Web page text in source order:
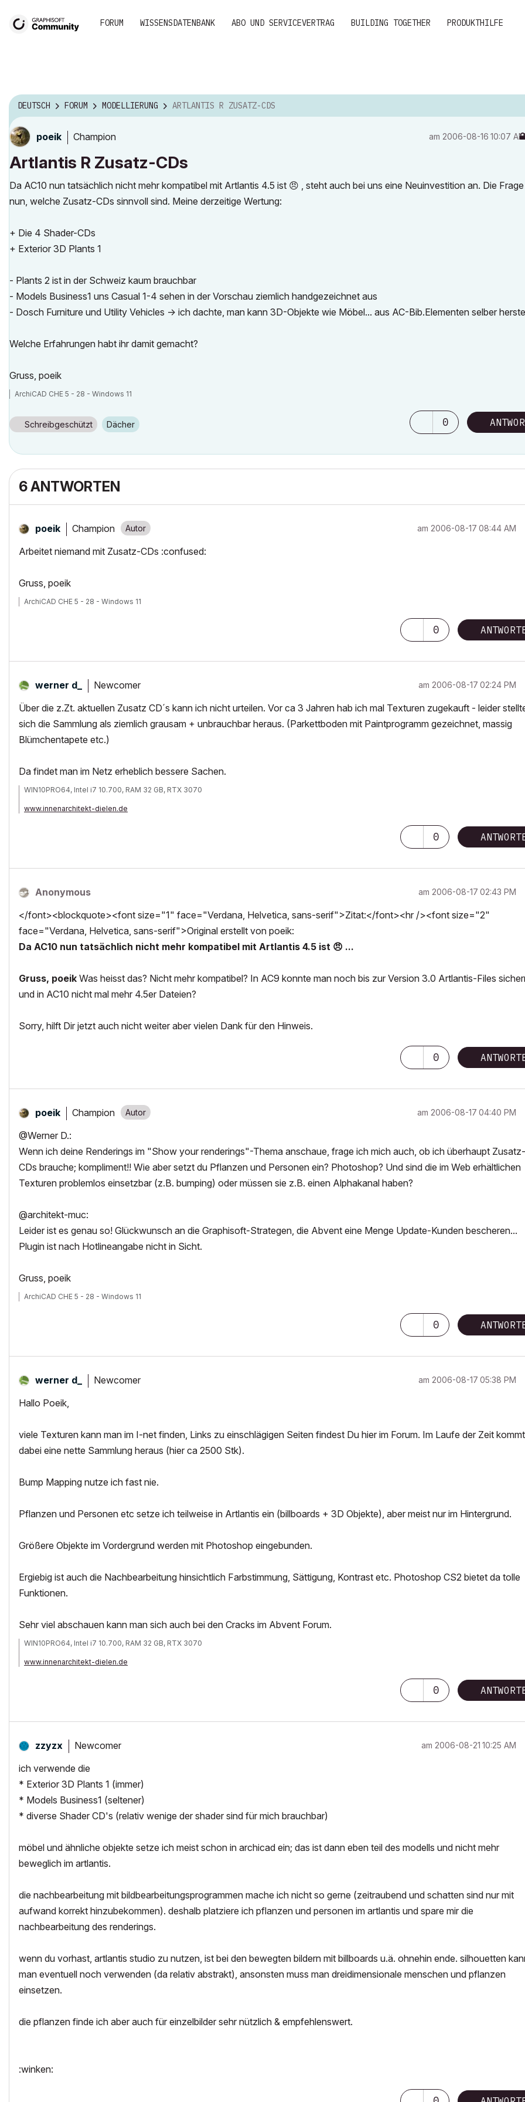
FORUM WISSENSDATENBANK ABO UND SERVICEVERTRAG BUILDING TOGETHER PRODUKTHILFE
DEUTSCH FORUM MODELLIERUNG ARTLANTIS R ZUSATZ-CDS
poeik Champion am ‎2006-08-16 10:07 AM
Artlantis R Zusatz-CDs
Da AC10 nun tatsächlich nicht mehr kompatibel mit Artlantis 4.5 ist 😠 , steht auch bei uns eine Neuinvestition an. Die
nun, welche Zusatz-CDs sinnvoll sind. Meine derzeitige Wertung:
+ Die 4 Shader-CDs
+ Exterior 3D Plants 1
- Plants 2 ist in der Schweiz kaum brauchbar
- Models Business1 uns Casual 1-4 sehen in der Vorschau ziemlich handgezeichnet aus
- Dosch Furniture und Utility Vehicles -> ich dachte, man kann 3D-Objekte wie Möbel... aus AC-Bib.Elementen selber
Welche Erfahrungen habt ihr damit gemacht?
Gruss, poeik
ArchiCAD CHE 5 - 28 - Windows 11
Schreibgeschützt Dächer 0
6 ANTWORTEN
poeik Champion am ‎2006-08-17 08:44 AM
Arbeitet niemand mit Zusatz-CDs :confused:
Gruss, poeik
ArchiCAD CHE 5 - 28 - Windows 11
0
werner d_ Newcomer am ‎2006-08-17 02:24 PM
Über die z.Zt. aktuellen Zusatz CD´s kann ich nicht urteilen. Vor ca 3 Jahren hab ich mal Texturen zugekauft - leider
sich die Sammlung als ziemlich grausam + unbrauchbar heraus. (Parkettboden mit Paintprogramm gezeichnet, massig
Blümchentapete etc.)
Da findet man im Netz erheblich bessere Sachen.
WIN10PRO64, Intel i7 10.700, RAM 32 GB, RTX 3070
www.innenarchitekt-dielen.de
0
Anonymous am ‎2006-08-17 02:43 PM
</font><blockquote><font size="1" face="Verdana, Helvetica, sans-serif">Zitat:</font><hr /><font size="2"
face="Verdana, Helvetica, sans-serif">Original erstellt von poeik:
Da AC10 nun tatsächlich nicht mehr kompatibel mit Artlantis 4.5 ist 😠 ...
Gruss, poeik Was heisst das? Nicht mehr kompatibel? In AC9 konnte man noch bis zur Version 3.0 Artlantis-Files
und in AC10 nicht mal mehr 4.5er Dateien?
Sorry, hilft Dir jetzt auch nicht weiter aber vielen Dank für den Hinweis.
0
poeik Champion am ‎2006-08-17 04:40 PM
@Werner D.:
Wenn ich deine Renderings im "Show your renderings"-Thema anschaue, frage ich mich auch, ob ich überhaupt Zusatz-
CDs brauche; kompliment!! Wie aber setzt du Pflanzen und Personen ein? Photoshop? Und sind die im Web erhältlichen
Texturen problemlos einsetzbar (z.B. bumping) oder müssen sie z.B. einen Alphakanal haben?
@architekt-muc:
Leider ist es genau so! Glückwunsch an die Graphisoft-Strategen, die Abvent eine Menge Update-Kunden bescheren...
Plugin ist nach Hotlineangabe nicht in Sicht.
Gruss, poeik
ArchiCAD CHE 5 - 28 - Windows 11
0
werner d_ Newcomer am ‎2006-08-17 05:38 PM
Hallo Poeik,
viele Texturen kann man im I-net finden, Links zu einschlägigen Seiten findest Du hier im Forum. Im Laufe der Zeit kommt
dabei eine nette Sammlung heraus (hier ca 2500 Stk).
Bump Mapping nutze ich fast nie.
Pflanzen und Personen etc setze ich teilweise in Artlantis ein (billboards + 3D Objekte), aber meist nur im Hintergrund.
Größere Objekte im Vordergrund werden mit Photoshop eingebunden.
Ergiebig ist auch die Nachbearbeitung hinsichtlich Farbstimmung, Sättigung, Kontrast etc. Photoshop CS2 bietet da tolle
Funktionen.
Sehr viel abschauen kann man sich auch bei den Cracks im Abvent Forum.
WIN10PRO64, Intel i7 10.700, RAM 32 GB, RTX 3070
www.innenarchitekt-dielen.de
0
zzyzx Newcomer am ‎2006-08-21 10:25 AM
ich verwende die
* Exterior 3D Plants 1 (immer)
* Models Business1 (seltener)
* diverse Shader CD's (relativ wenige der shader sind für mich brauchbar)
möbel und ähnliche objekte setze ich meist schon in archicad ein; das ist dann eben teil des modells und nicht mehr
beweglich im artlantis.
die nachbearbeitung mit bildbearbeitungsprogrammen mache ich nicht so gerne (zeitraubend und schatten sind nur mit
aufwand korrekt hinzubekommen). deshalb platziere ich pflanzen und personen im artlantis und spare mir die
nachbearbeitung des renderings.
wenn du vorhast, artlantis studio zu nutzen, ist bei den bewegten bildern mit billboards u.ä. ohnehin ende. silhouetten
man eventuell noch verwenden (da relativ abstrakt), ansonsten muss man dreidimensionale menschen und pflanzen
einsetzen.
die pflanzen finde ich aber auch für einzelbilder sehr nützlich & empfehlenswert.
:winken: